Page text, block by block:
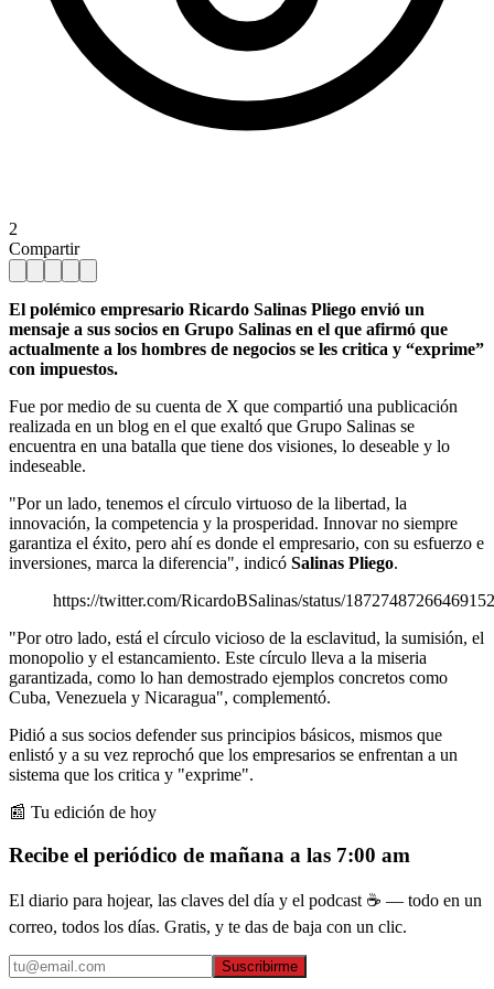
2
Compartir
El polémico empresario Ricardo Salinas Pliego envió un
mensaje a sus socios en Grupo Salinas en el que afirmó que
actualmente a los hombres de negocios se les critica y “exprime”
con impuestos.
Fue por medio de su cuenta de X que compartió una publicación
realizada en un blog en el que exaltó que Grupo Salinas se
encuentra en una batalla que tiene dos visiones, lo deseable y lo
indeseable.
"Por un lado, tenemos el círculo virtuoso de la libertad, la
innovación, la competencia y la prosperidad. Innovar no siempre
garantiza el éxito, pero ahí es donde el empresario, con su esfuerzo e
inversiones, marca la diferencia", indicó Salinas Pliego.
https://twitter.com/RicardoBSalinas/status/
"Por otro lado, está el círculo vicioso de la esclavitud, la sumisión, el
monopolio y el estancamiento. Este círculo lleva a la miseria
garantizada, como lo han demostrado ejemplos concretos como
Cuba, Venezuela y Nicaragua", complementó.
Pidió a sus socios defender sus principios básicos, mismos que
enlistó y a su vez reprochó que los empresarios se enfrentan a un
sistema que los critica y "exprime".
📰 Tu edición de hoy
Recibe el periódico de mañana a las 7:00 am
El diario para hojear, las claves del día y el podcast ☕ — todo en un
correo, todos los días. Gratis, y te das de baja con un clic.
Suscribirme